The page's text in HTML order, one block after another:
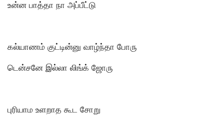
உன்ன பாத்தா நா அப்பீட்டு
கல்யாணம் குட்டின்னு வாழ்ந்தா போரு
டென்சனே இல்லா லிங்க் ஜோரு
புரியாம உளறாத கூட சோறு